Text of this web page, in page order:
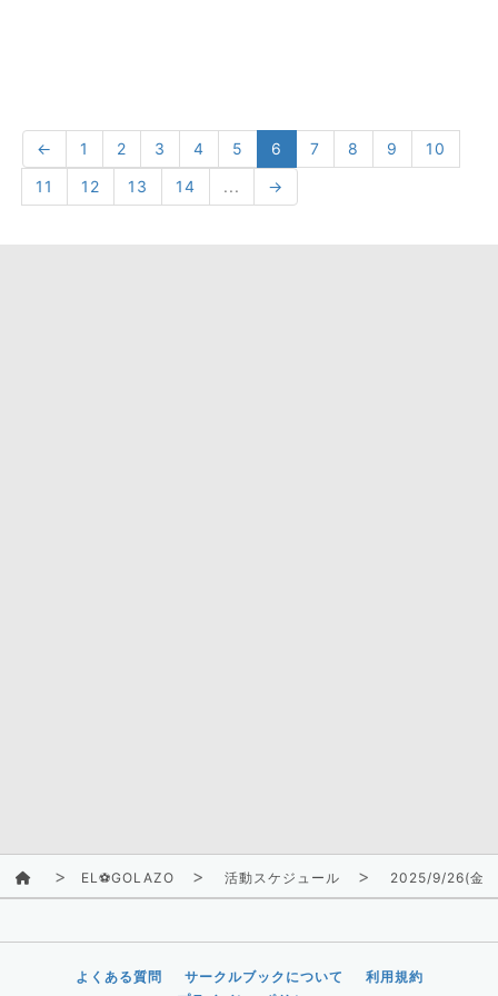
← 1 2 3 4 5 6 7 8 9
10
11
12 13 14 ... →
EL⚽GOLAZO 活動スケジュール 2025/9/26(金)
よくある質問 サークルブックについて
利用規約